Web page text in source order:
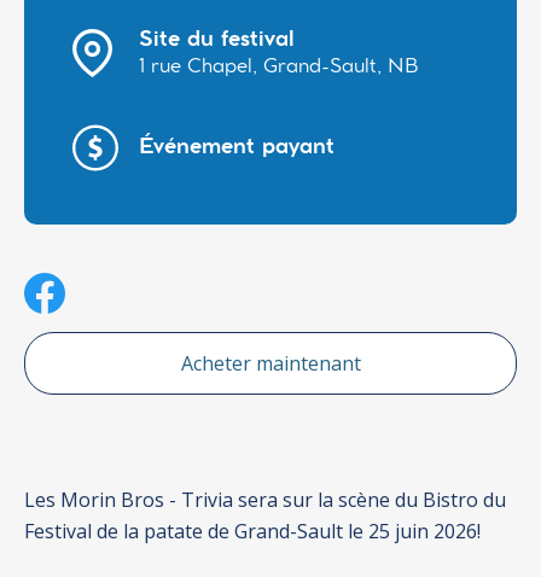
Site du festival
1 rue Chapel, Grand-Sault, NB
Événement payant
Acheter maintenant
Les Morin Bros - Trivia sera sur la scène du Bistro du
Festival de la patate de Grand-Sault le 25 juin 2026!